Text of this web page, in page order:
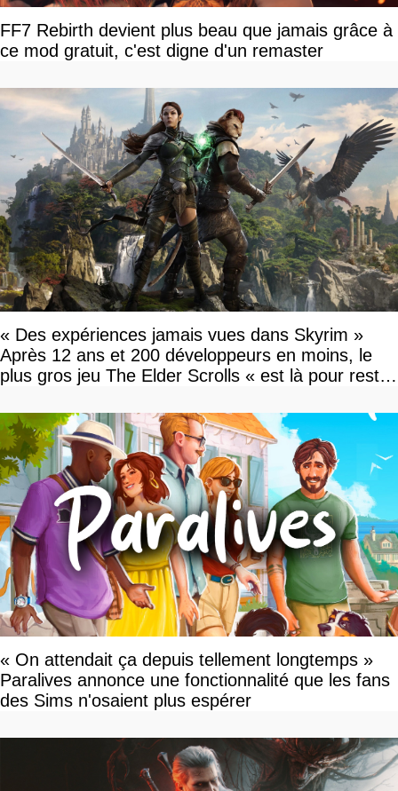
FF7 Rebirth devient plus beau que jamais grâce à
ce mod gratuit, c'est digne d'un remaster
« Des expériences jamais vues dans Skyrim »
Après 12 ans et 200 développeurs en moins, le
plus gros jeu The Elder Scrolls « est là pour rester
« On attendait ça depuis tellement longtemps »
Paralives annonce une fonctionnalité que les fans
des Sims n'osaient plus espérer